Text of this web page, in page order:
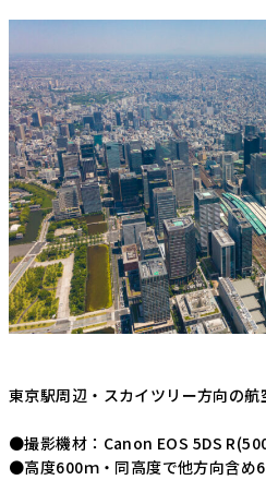
東京駅周辺・スカイツリー方向の航
●撮影機材：Canon EOS 5DS
●高度600ｍ・同高度で他方向含め